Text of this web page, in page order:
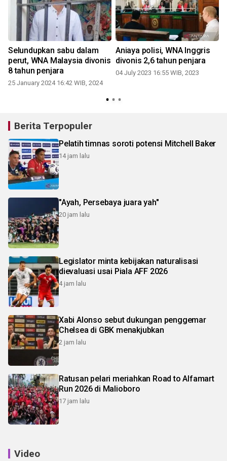
Selundupkan sabu dalam
perut, WNA Malaysia divonis
8 tahun penjara
25 January 2024 16:42 WIB, 2024
Aniaya polisi, WNA Inggris
divonis 2,6 tahun penjara
04 July 2023 16:55 WIB, 2023
Berita Terpopuler
Pelatih timnas soroti potensi Mitchell Baker
14 jam lalu
"Ayah, Persebaya juara yah"
20 jam lalu
Legislator minta kebijakan naturalisasi
dievaluasi usai Piala AFF 2026
4 jam lalu
Xabi Alonso sebut dukungan penggemar
Chelsea di GBK menakjubkan
2 jam lalu
Ratusan pelari meriahkan Road to Alfamart
Run 2026 di Malioboro
17 jam lalu
Video